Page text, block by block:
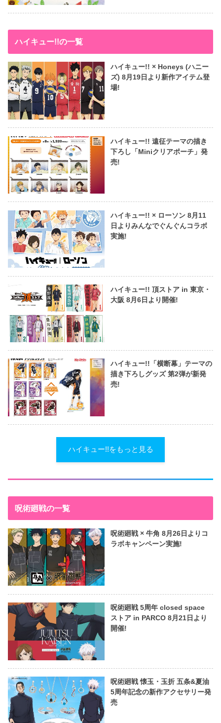
ハイキュー!!の一覧
ハイキュー!! × Honeys (ハニー
ズ) 8月19日より新作アイテム登
場!
ハイキュー!! 遠征テーマの描き
下ろし「Miniクリアポーチ」発
売!
ハイキュー!! × ローソン 8月11
日よりみんなでぐんぐんコラボ
実施!
ハイキュー!! 頂ストア in 東京・
大阪 8月6日より開催!
ハイキュー!!「横断幕」テーマの
描き下ろしグッズ 第2弾が新発
売!
ハイキュー!!をもっと見る
呪術廻戦の一覧
呪術廻戦 × 牛角 8月26日よりコ
ラボキャンペーン実施!
呪術廻戦 5周年 closed space
ストア in PARCO 8月21日より
開催!
呪術廻戦 懐玉・玉折 五条&夏油
5周年記念の新作アクセサリー発
売